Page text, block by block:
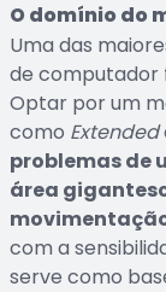
O domínio do
Uma das
de computador
Optar por um
como Extended
problemas de
área
com a
serve como